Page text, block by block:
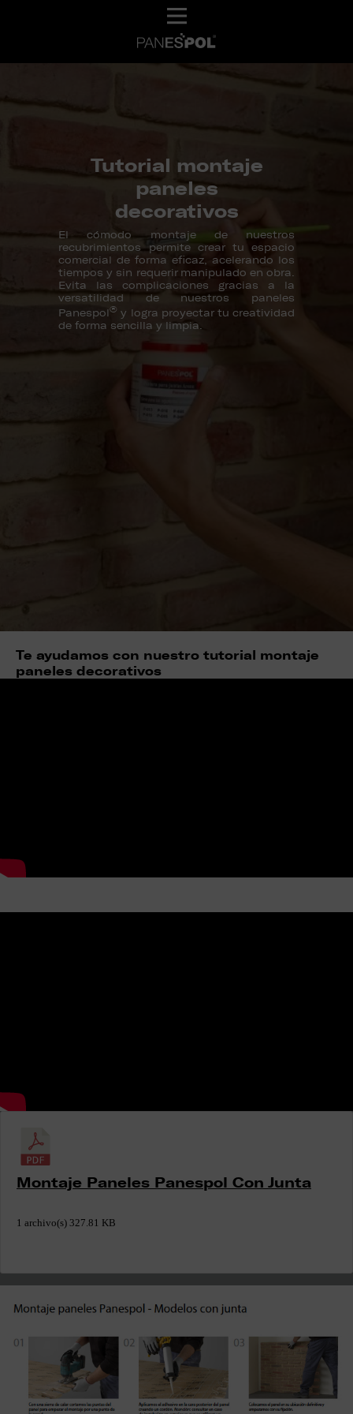
Tutorial montaje
paneles
decorativos
El cómodo montaje de nuestros
recubrimientos permite crear tu espacio
comercial de forma eficaz, acelerando los
tiempos y sin requerir manipulado en obra.
Evita las complicaciones gracias a la
versatilidad de nuestros paneles
Panespol® y logra proyectar tu creatividad
de forma sencilla y limpia.
Te ayudamos con nuestro tutorial montaje
paneles decorativos
Montaje Paneles Panespol Con Junta
1 archivo(s) 327.81 KB